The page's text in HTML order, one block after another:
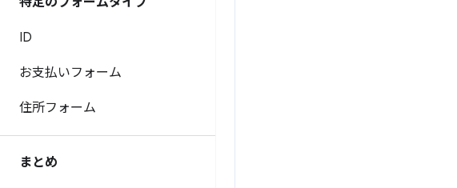
ID
お支払いフォーム
住所フォーム
まとめ